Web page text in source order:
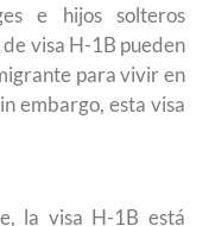
e hijos solteros
visa H-1B pueden
para vivir en
embargo, esta visa
la visa H-1B está